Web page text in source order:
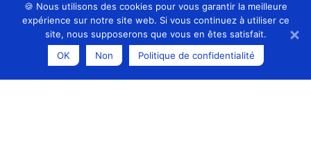
Accueil
Services
Réalisations
Contact
🍪 Nous utilisons des cookies pour vous garantir la meilleure
expérience sur notre site web. Si vous continuez à utiliser ce
site, nous supposerons que vous en êtes satisfait.
OK
Non Politique de confidentialité